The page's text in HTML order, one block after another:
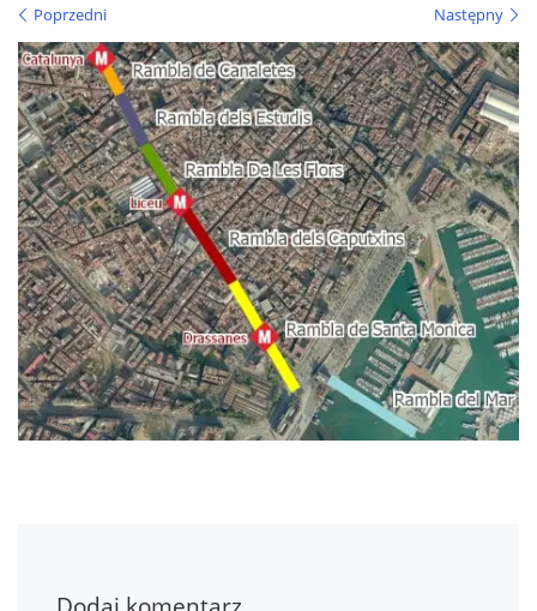
Nawigacja po obrazach
Poprzedni Następny